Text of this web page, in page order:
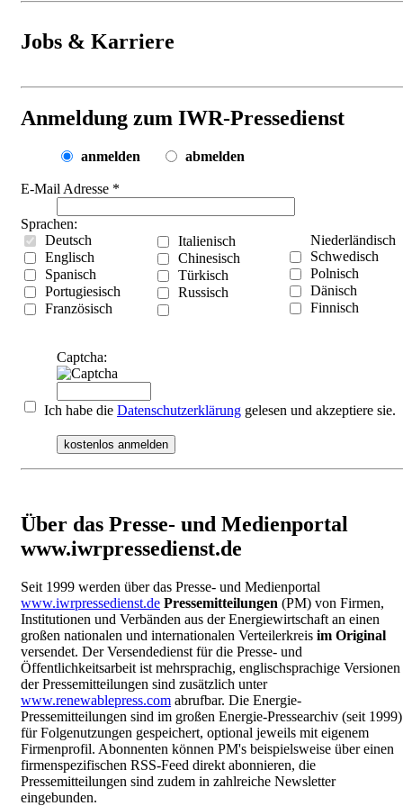
Jobs & Karriere
Anmeldung zum IWR-Pressedienst
anmelden abmelden
E-Mail Adresse *
Sprachen:
Deutsch
Englisch
Spanisch
Portugiesisch
Französisch
Italienisch
Chinesisch
Türkisch
Russisch
Niederländisch
Schwedisch
Polnisch
Dänisch
Finnisch
Captcha:
Ich habe die Datenschutzerklärung gelesen und akzeptiere sie.
kostenlos anmelden
Über das Presse- und Medienportal
www.iwrpressedienst.de
Seit 1999 werden über das Presse- und Medienportal
www.iwrpressedienst.de Pressemitteilungen (PM) von Firmen,
Institutionen und Verbänden aus der Energiewirtschaft an einen
großen nationalen und internationalen Verteilerkreis im Original
versendet. Der Versendedienst für die Presse- und
Öffentlichkeitsarbeit ist mehrsprachig, englischsprachige Versionen
der Pressemitteilungen sind zusätzlich unter
www.renewablepress.com abrufbar. Die Energie-
Pressemitteilungen sind im großen Energie-Pressearchiv (seit 1999)
für Folgenutzungen gespeichert, optional jeweils mit eigenem
Firmenprofil. Abonnenten können PM's beispielsweise über einen
firmenspezifischen RSS-Feed direkt abonnieren, die
Pressemitteilungen sind zudem in zahlreiche Newsletter
eingebunden.